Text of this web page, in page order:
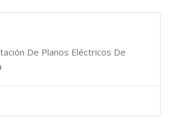
De Planos Eléctricos De